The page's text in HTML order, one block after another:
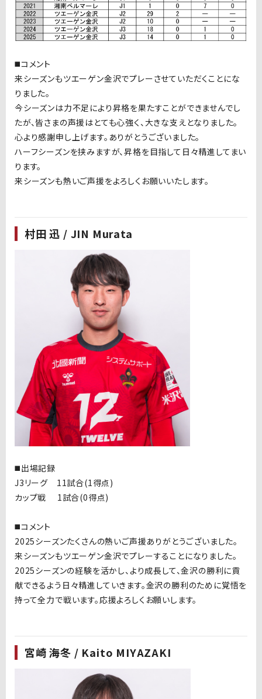
◼️コメント
来シーズンもツエーゲン金沢でプレーさせていただくことにな
りました。
今シーズンは力不足により昇格を果たすことができませんでし
たが、皆さまの声援はとても心強く、大きな支えとなりました。
心より感謝申し上げます。ありがとうございました。
ハーフシーズンを挟みますが、昇格を目指して日々精進してまい
ります。
来シーズンも熱いご声援をよろしくお願いいたします。
村田 迅 / JIN Murata
◼️出場記録
J3リーグ 11試合(1得点)
カップ戦 1試合(0得点)
◼️コメント
2025シーズンたくさんの熱いご声援ありがとうございました。
来シーズンもツエーゲン金沢でプレーすることになりました。
2025シーズンの経験を活かし、より成長して、金沢の勝利に貢
献できるよう日々精進していきます。金沢の勝利のために覚悟を
持って全力で戦います。応援よろしくお願いします。
宮崎 海冬 / Kaito MIYAZAKI